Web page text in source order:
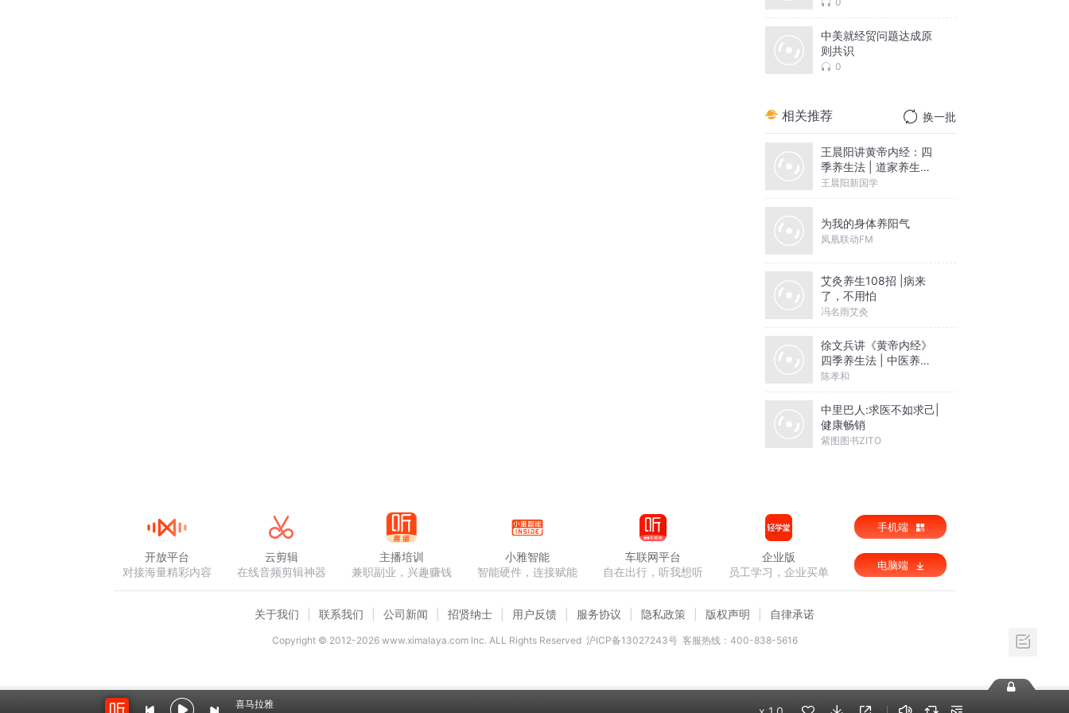
中美就经贸问题达成原
则共识
0
相关推荐 换一批
王晨阳讲黄帝内经：四
季养生法 | 道家养生秘
修
王晨阳新国学
为我的身体养阳气
凤凰联动FM
艾灸养生108招 |病来
了，不用怕
冯名雨艾灸
徐文兵讲《黄帝内经》
四季养生法 | 中医养生 |
24节气 | 健康养生
陈孝和
中里巴人:求医不如求己|
健康畅销
紫图图书ZITO
喜马拉雅
开放平台
对接海量精彩内容
云剪辑
在线音频剪辑神器
主播培训
兼职副业，兴趣赚钱
小雅智能
智能硬件，连接赋能
车联网平台
自在出行，听我想听
企业版
员工学习，企业买单
手机端
电脑端
关于我们 联系我们 公司新闻 招贤纳士 用户反馈 服务协议 隐私政策 版权声明 自律承诺
Copyright © 2012-2026www.ximalaya.com lnc. ALL Rights Reserved 沪ICP备13027243号 客服热线：400-838-5616